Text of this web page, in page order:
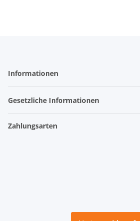
Informationen
Gesetzliche Informationen
Zahlungsarten